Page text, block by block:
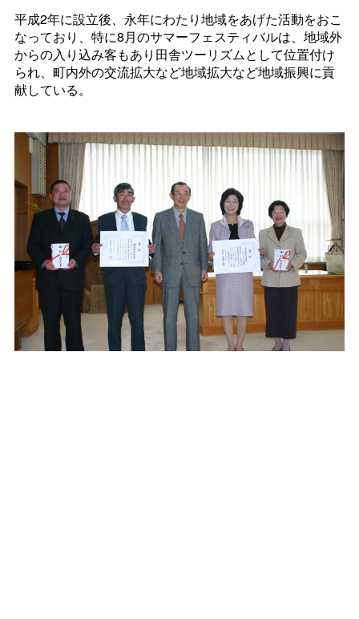
平成2年に設立後、永年にわたり地域をあげた活動をおこ
なっており、特に8月のサマーフェスティバルは、地域外
からの入り込み客もあり田舎ツーリズムとして位置付け
られ、町内外の交流拡大など地域拡大など地域振興に貢
献している。